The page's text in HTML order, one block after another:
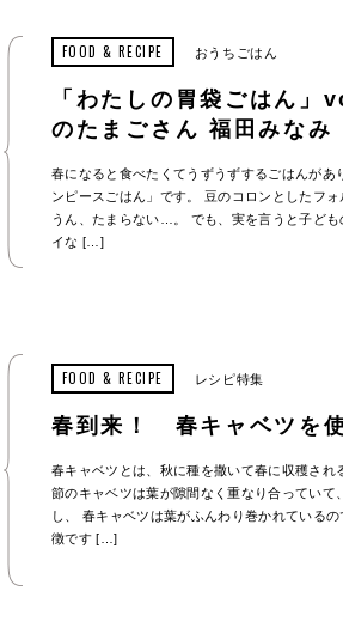
FOOD & RECIPE おうちごはん
「わたしの胃袋ごはん
のたまごさん 福田みなみ
春になると食べたくてうずうずするごはんがあ
ンピースごはん」です。 豆のコロンとしたフォ
うん、たまらない…。 でも、実を言うと子ど
イな […]
FOOD & RECIPE レシピ特集
春到来！ 春キャベツを
春キャベツとは、秋に種を撒いて春に収穫され
節のキャベツは葉が隙間なく重なり合っていて
し、 春キャベツは葉がふんわり巻かれている
徴です […]